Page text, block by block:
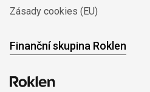
Zásady cookies (EU)
Finanční skupina Roklen